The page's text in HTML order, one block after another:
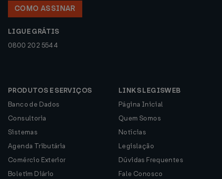
COMO ASSINAR
LIGUE GRÁTIS
0800 202 5544
PRODUTOS E SERVIÇOS
Banco de Dados
Consultoria
Sistemas
Agenda Tributária
Comércio Exterior
Boletim Diário
LINKS LEGISWEB
Página Inicial
Quem Somos
Notícias
Legislação
Dúvidas Frequentes
Fale Conosco